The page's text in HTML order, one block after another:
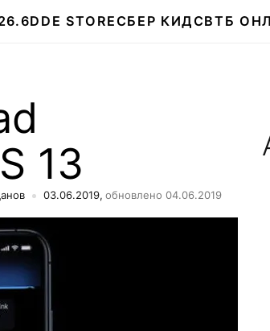
DDE STORE СБЕР КИДСВТБ
13
03.06.2019, обновлено 04.06.2019